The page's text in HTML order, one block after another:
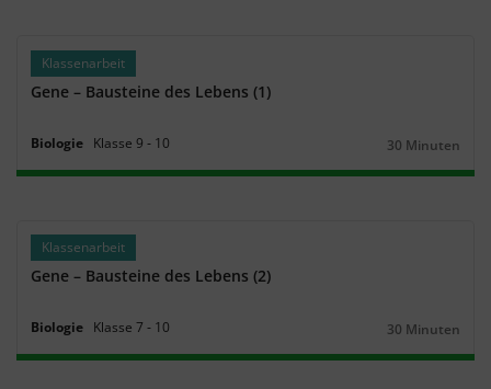
Klassenarbeit
Gene – Bausteine des Lebens (1)
Biologie Klasse 9 ‐ 10
Dauer:
30 Minuten
Klassenarbeit
Gene – Bausteine des Lebens (2)
Biologie Klasse 7 ‐ 10
Dauer:
30 Minuten